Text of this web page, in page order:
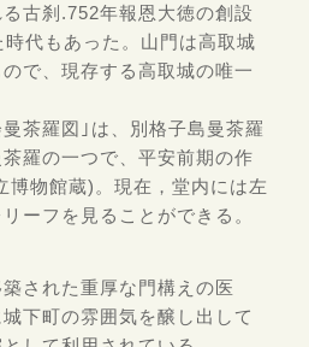
古刹.752年報恩大徳の創設
代もあった。山門は高取城
で、現存する高取城の唯一
曼茶羅図｣は、別格子島曼茶羅
羅の一つで、平安前期の作
博物館蔵)。現在，堂内には左
ーフを見ることができる。
された重厚な門構えの医
下町の雰囲気を醸し出して